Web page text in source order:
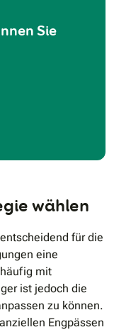
Sie
wählen
für die
eine
mit
ist jedoch die
zu können.
Engpässen